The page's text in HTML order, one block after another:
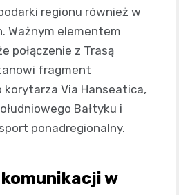
regionu również w
Ważnym elementem
połączenie z Trasą
fragment
korytarza Via Hanseatica,
Bałtyku i
ponadregionalny.
w